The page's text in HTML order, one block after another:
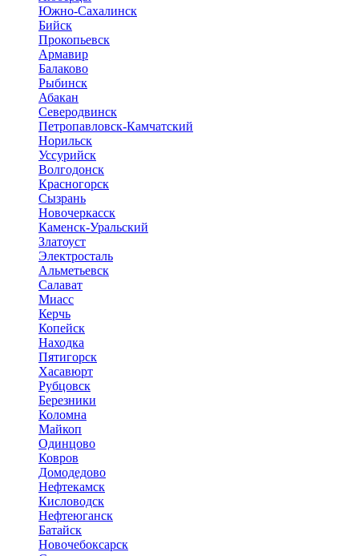
Южно-Сахалинск
Бийск
Прокопьевск
Армавир
Балаково
Рыбинск
Абакан
Северодвинск
Петропавловск-Камчатский
Норильск
Уссурийск
Волгодонск
Красногорск
Сызрань
Новочеркасск
Каменск-Уральский
Златоуст
Электросталь
Альметьевск
Салават
Миасс
Керчь
Копейск
Находка
Пятигорск
Хасавюрт
Рубцовск
Березники
Коломна
Майкоп
Одинцово
Ковров
Домодедово
Нефтекамск
Кисловодск
Нефтеюганск
Батайск
Новочебоксарск